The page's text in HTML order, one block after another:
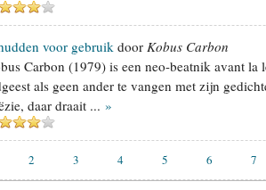
voor gebruik door Kobus Carbon
Carbon (1979) is een neo-beatnik avant la
als geen ander te vangen met zijn
daar draait ... »
2 3 4 5 6 7